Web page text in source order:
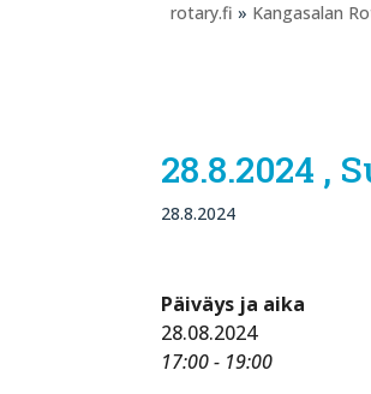
rotary.fi » Kangasalan
28.8.2024 ,
28.8.2024
Päiväys ja aika
28.08.2024
17:00 - 19:00